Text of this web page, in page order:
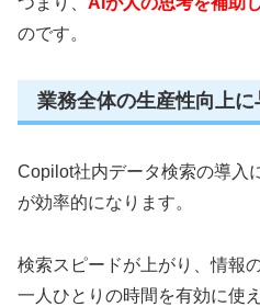
のです。
業務全体の生産性向上
Copilot社内データ検索の導入
が効率的になります。
検索スピードが上がり、情報
一人ひとりの時間を有効に使